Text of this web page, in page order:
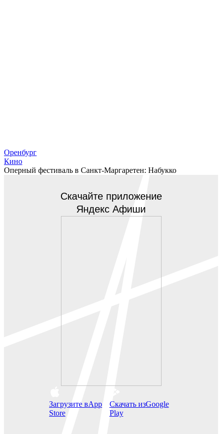
Оренбург
Кино
Оперный фестиваль в Санкт-Маргаретен: Набукко
Скачайте приложение
Яндекс Афиши
Загрузите вApp
Store
Скачать изGoogle
Play